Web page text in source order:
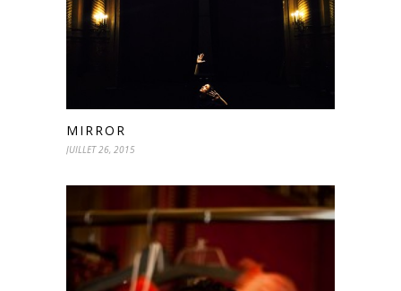
MIRROR
JUILLET 26, 2015